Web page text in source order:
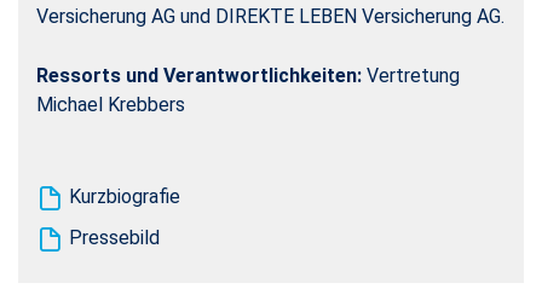
Versicherung AG und DIREKTE LEBEN Versicherung AG.
Ressorts und Verantwortlichkeiten: Vertretung
Michael Krebbers
Kurzbiografie
Pressebild